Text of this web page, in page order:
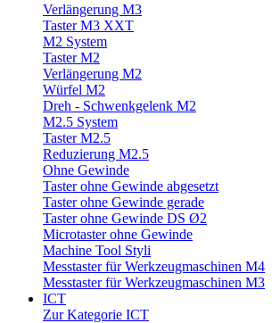
Verlängerung M3
Taster M3 XXT
M2 System
Taster M2
Verlängerung M2
Würfel M2
Dreh - Schwenkgelenk M2
M2.5 System
Taster M2.5
Reduzierung M2.5
Ohne Gewinde
Taster ohne Gewinde abgesetzt
Taster ohne Gewinde gerade
Taster ohne Gewinde DS Ø2
Microtaster ohne Gewinde
Machine Tool Styli
Messtaster für Werkzeugmaschinen M4
Messtaster für Werkzeugmaschinen M3
ICT
Zur Kategorie ICT